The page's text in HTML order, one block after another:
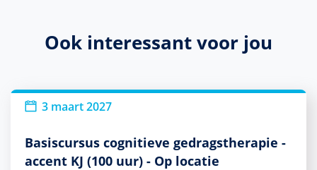
Ook interessant voor jou
3 maart 2027
Basiscursus cognitieve gedragstherapie -
accent KJ (100 uur) - Op locatie